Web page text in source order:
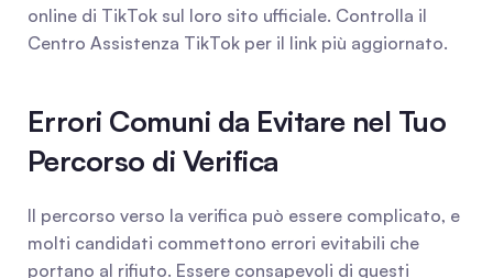
online di TikTok sul loro sito ufficiale. Controlla il
Centro Assistenza TikTok per il link più aggiornato.
Errori Comuni da Evitare nel Tuo
Percorso di Verifica
Il percorso verso la verifica può essere complicato, e
molti candidati commettono errori evitabili che
portano al rifiuto. Essere consapevoli di questi